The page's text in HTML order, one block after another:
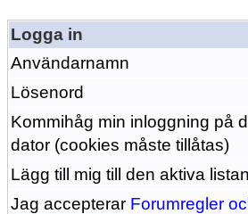
Logga in
Användarnamn
Lösenord
Kommihåg min inloggning på
dator (cookies måste tillåtas)
Lägg till mig till den aktiva listan
Jag accepterar Forumregler